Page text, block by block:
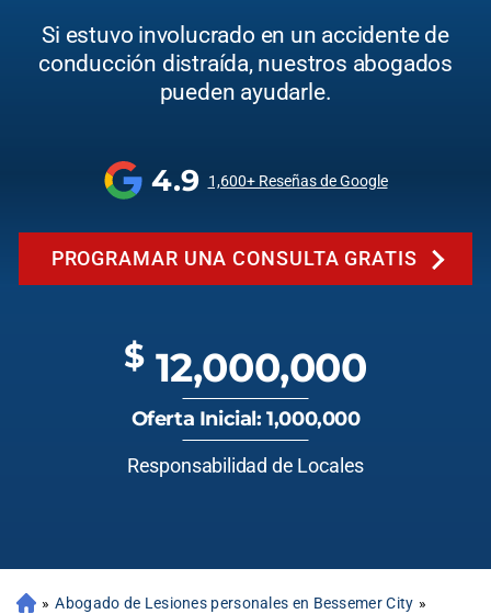
Si estuvo involucrado en un accidente de
conducción distraída, nuestros abogados
pueden ayudarle.
4.9 1,600+ Reseñas de Google
PROGRAMAR UNA CONSULTA GRATIS
$ 12,000,000
Oferta Inicial: 1,000,000
Responsabilidad de Locales
» Abogado de Lesiones personales en Bessemer City »